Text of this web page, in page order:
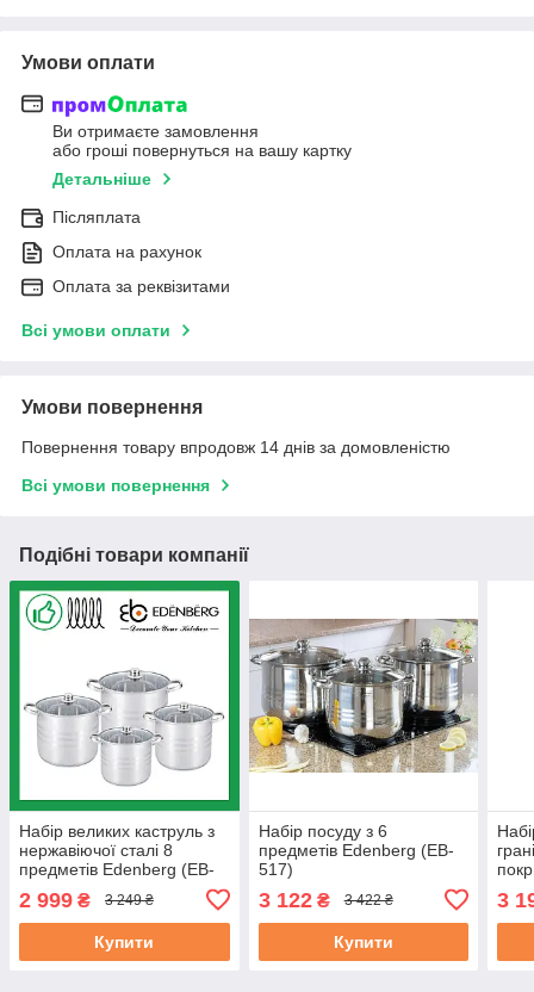
Умови оплати
Ви отримаєте замовлення
або гроші повернуться на вашу картку
Детальніше
Післяплата
Оплата на рахунок
Оплата за реквізитами
Всі умови оплати
Умови повернення
Повернення товару впродовж 14 днів за домовленістю
Всі умови повернення
Подібні товари компанії
Набір великих каструль з
нержавіючої сталі 8
предметів Edenberg (EB-
2 999 ₴ 3 249 ₴
Купити
Набір посуду з 6
предметів Edenberg (EB-
517)
3 122₴ 3 422 ₴
Купити
3